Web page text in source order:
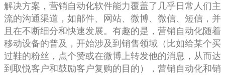
解决方案，营销自动化软件能力覆盖了几乎日常人们主
流的沟通渠道，如邮件、网站、微博、微信、短信，并
且在不断细分和快速发展。有趣的是，营销自动化随着
移动设备的普及，开始涉及到销售领域（比如给某个买
过鞋的粉丝，点个赞或在微博上转发他的消息，从而达
到取悦客户和鼓励客户复购的目的），营销自动化和销